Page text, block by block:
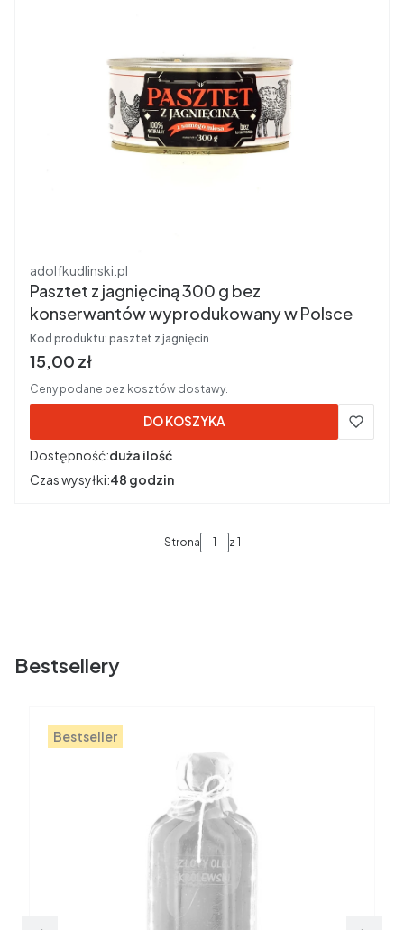
Producent
adolfkudlinski.pl
Pasztet z jagnięciną 300 g bez
konserwantów wyprodukowany w Polsce
Kod produktu: pasztet z jagnięcin
Cena brutto
15,00 zł
Ceny podane bez kosztów dostawy.
DO KOSZYKA
Dostępność:duża ilość
Czas wysyłki:48 godzin
Strona z 1
Bestsellery
Bestseller